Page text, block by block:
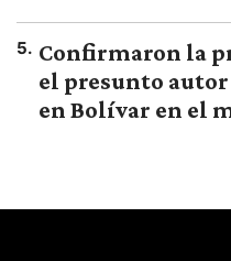
5. Confirmaron la
el presunto autor
en Bolívar en el